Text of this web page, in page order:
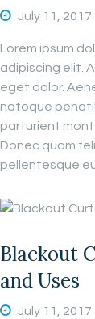
July 11, 2017
Lorem ipsum
adipiscing elit.
eget dolor.
natoque
parturient
Donec quam
pellentesque
Blackout
and Uses
July 11, 2017